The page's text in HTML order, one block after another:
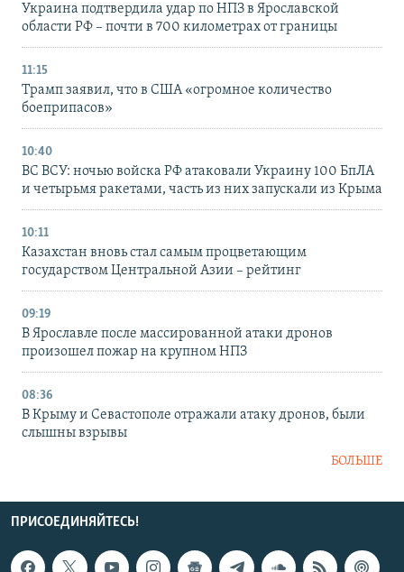
Украина подтвердила удар по НПЗ в Ярославской
области РФ – почти в 700 километрах от границы
11:15
Трамп заявил, что в США «огромное количество
боеприпасов»
10:40
ВС ВСУ: ночью войска РФ атаковали Украину 100 БпЛА
и четырьмя ракетами, часть из них запускали из Крыма
10:11
Казахстан вновь стал самым процветающим
государством Центральной Азии – рейтинг
09:19
В Ярославле после массированной атаки дронов
произошел пожар на крупном НПЗ
08:36
В Крыму и Севастополе отражали атаку дронов, были
слышны взрывы
БОЛЬШЕ
ПРИСОЕДИНЯЙТЕСЬ!